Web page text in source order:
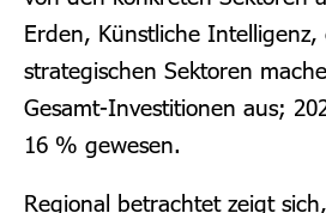
Erden, Künstliche Intelligenz,
strategischen Sektoren
Gesamt-Investitionen aus;
16 % gewesen.
Regional betrachtet zeigt